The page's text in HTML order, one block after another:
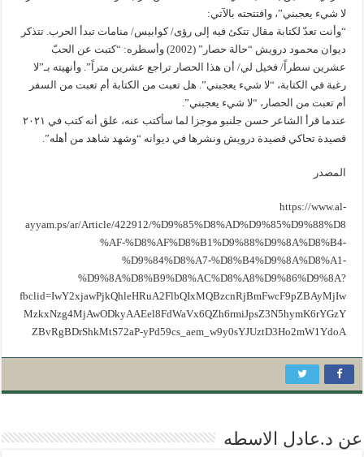
لا شيء يعجبني”، وافتتحته بالآتي:
“وأنت تعدّ لكتابة مقال تتكئ فيه إلى رؤى/ كوابيس/ منامات تبدأ الحرب. تتذكر
ديوان محمود درويش “حالة حصار” (2002) وأسطره: “كتبت عن الحبّ
عشرين سطراً/ فخيل لي/ أن هذا الحصار تراجع عشرين متراً”. وأنهيته بـ”لا
رغبة في الكتابة، “لا شيء يعجبني”. هل تعبت من الكتابة أم تعبت من السفر
أم تعبت من الحصار، “لا شيء يعجبني”.
عندما قرأ الشاعر حسن جلنبو موجزا لما سأكتب عنه، علق أنه كتب في ٢٠٢١
قصيدة تحاكي قصيدة درويش ونشرها في ديوانه “وشهد شاهد من أهله”.
المصدر
https://www.al-
ayyam.ps/ar/Article/422912/%D9%85%D8%AD%D9%85%D9%88%D8
%AF-%D8%AF%D8%B1%D9%88%D9%8A%D8%B4-
%D9%84%D8%A7-%D8%B4%D9%8A%D8%A1-
%D9%8A%D8%B9%D8%AC%D8%A8%D9%86%D9%8A?
fbclid=IwY2xjawPjkQhleHRuA2FlbQIxMQBzcnRjBmFwcF9pZBAyMjIw
MzkxNzg4MjAwODkyAAEel8FdWaVx6QZh6rmiJpsZ3N5hymK6rYGzY
ZBvRgBDrShkMtS72aP-yPd59cs_aem_w9y0sYJUztD3Ho2mW1YdoA
عن د.عادل الاسطه